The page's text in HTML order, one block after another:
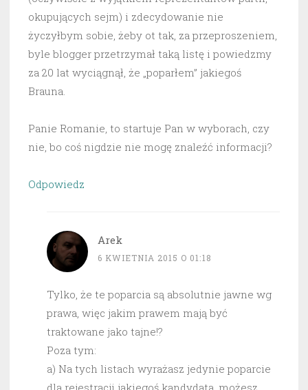
okupujących sejm) i zdecydowanie nie
życzyłbym sobie, żeby ot tak, za przeproszeniem,
byle blogger przetrzymał taką listę i powiedzmy
za 20 lat wyciągnął, że „poparłem” jakiegoś
Brauna.
Panie Romanie, to startuje Pan w wyborach, czy
nie, bo coś nigdzie nie mogę znaleźć informacji?
Odpowiedz
Arek
6 KWIETNIA 2015 O 01:18
Tylko, że te poparcia są absolutnie jawne wg
prawa, więc jakim prawem mają być
traktowane jako tajne!?
Poza tym:
a) Na tych listach wyrażasz jedynie poparcie